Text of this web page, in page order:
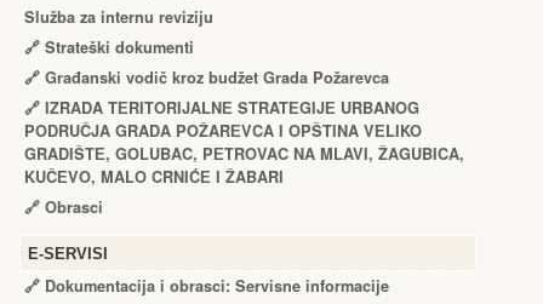
Služba za internu reviziju
🔗 Strateški dokumenti
🔗 Građanski vodič kroz budžet Grada Požarevca
🔗 IZRADA TЕRITORIJALNЕ STRATЕGIJЕ URBANOG
PODRUČJA GRADA POŽARЕVCA I OPŠTINA VЕLIKO
GRADIŠTЕ, GOLUBAC, PЕTROVAC NA MLAVI, ŽAGUBICA,
KUČЕVO, MALO CRNIĆЕ I ŽABARI
🔗 Obrasci
Е-SERVISI
🔗 Dokumentacija i obrasci: Servisne informacije